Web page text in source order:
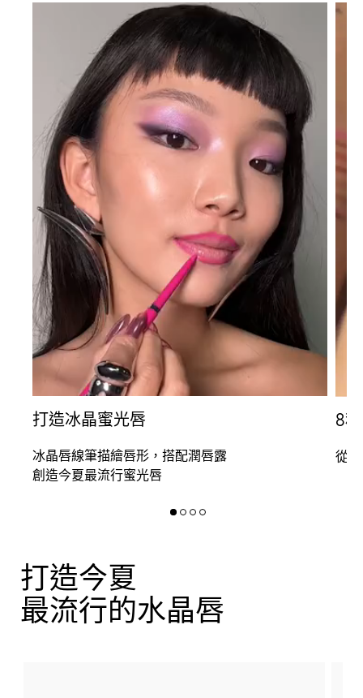
打造冰晶蜜光唇
冰晶唇線筆描繪唇形，搭配潤唇露
創造今夏最流行蜜光唇
8
從
打造今夏
最流行的水晶唇